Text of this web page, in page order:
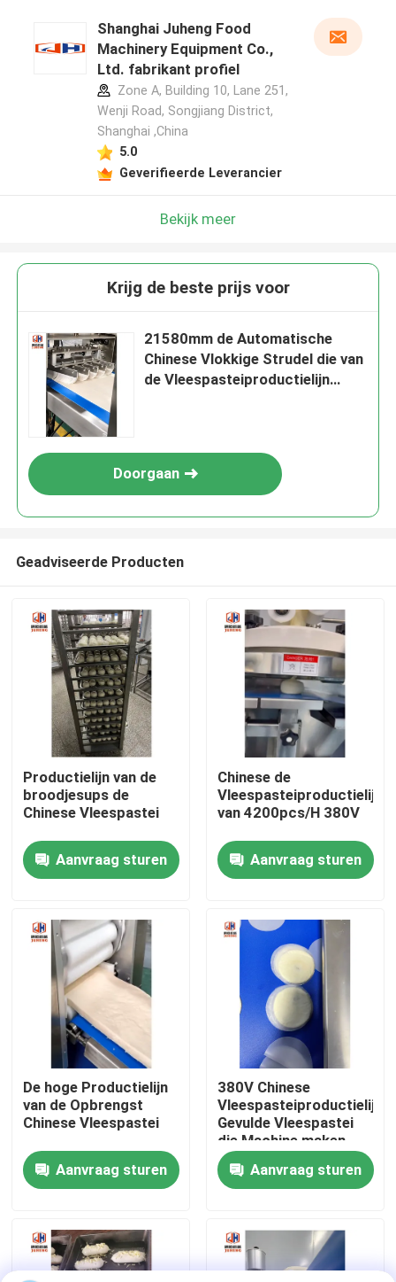
Huis
Producten
Ongeveer ons
Fabrieksreis
Kwaliteitscontrole
Contacteer ons
Nieuws
Gevallen
Voedselproductielijnen
Shanghai Juheng Food
Machinery Equipment Co.,
Ltd. fabrikant profiel
Zone A, Building 10, Lane 251,
Wenji Road, Songjiang District,
Shanghai ,China
5.0
Geverifieerde Leverancier
Bekijk meer
Krijg de beste prijs voor
21580mm de Automatische
Chinese Vlokkige Strudel die van
de Vleespasteiproductielijn
Doorgaan
Geadviseerde Producten
Productielijn van de
broodjesups de
Chinese Vleespastei
Aanvraag sturen
Chinese de
Vleespasteiproductielijn
van 4200pcs/H 380V
Aanvraag sturen
De hoge Productielijn
van de Opbrengst
Chinese Vleespastei
Aanvraag sturen
380V Chinese
Vleespasteiproductielijn
Gevulde Vleespastei
die Machine maken
Aanvraag sturen